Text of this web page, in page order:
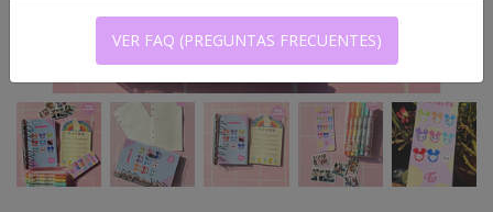
VER FAQ (PREGUNTAS FRECUENTES)